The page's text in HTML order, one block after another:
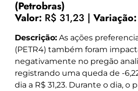
(Petrobras)
Valor: R$ 31,23 | Variação:
Descrição: As ações
(PETR4) também foram
negativamente no pregão
registrando uma queda de -
dia a R$ 31,23. Durante o dia, o